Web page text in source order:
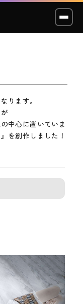
ります。
中心に置いています。
を創作しました！